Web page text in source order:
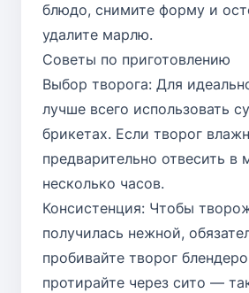
блюдо, снимите форму и
удалите марлю.
Советы по приготовлению
Выбор творога: Для
лучше всего использовать
брикетах. Если творог
предварительно отвесить в
несколько часов.
Консистенция: Чтобы
получилась нежной,
пробивайте творог
протирайте через сито —